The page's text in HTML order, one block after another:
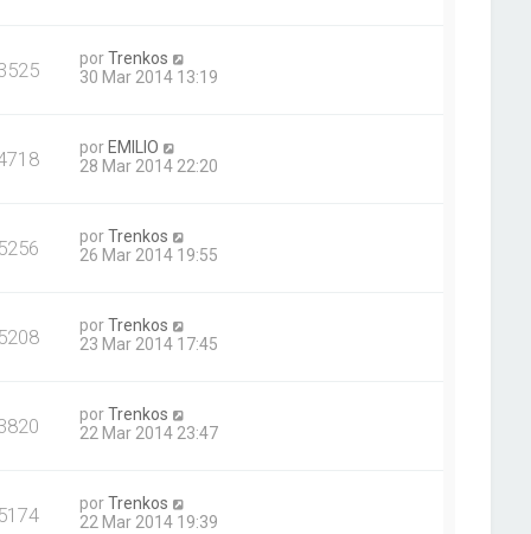
porTrenkos
30 Mar 2014 13:19
por EMILIO
28 Mar 2014 22:20
5256 porTrenkos
26 Mar 2014 19:55
5208 porTrenkos
23 Mar 2014 17:45
porTrenkos
22 Mar 2014 23:47
5174 porTrenkos
22 Mar 2014 19:39